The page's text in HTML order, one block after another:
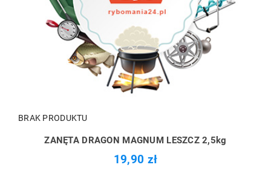
BRAK PRODUKTU
ZANĘTA DRAGON MAGNUM LESZCZ 2,5kg
19,90 zł